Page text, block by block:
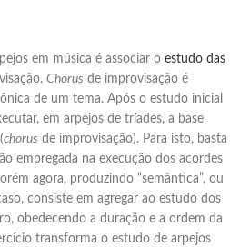
em música é associar o estudo das
Chorus de improvisação é
de um tema. Após o estudo inicial
em arpejos de tríades, a base
chorus de improvisação). Para isto, basta
empregada na execução dos acordes
agora, produzindo “semântica”, ou
consiste em agregar ao estudo dos
obedecendo a duração e a ordem da
transforma o estudo de arpejos